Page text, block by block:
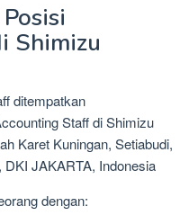
Shimizu
ditempatkan
Staff di Shimizu
Karet Kuningan, Setiabudi,
JAKARTA, Indonesia
dengan: